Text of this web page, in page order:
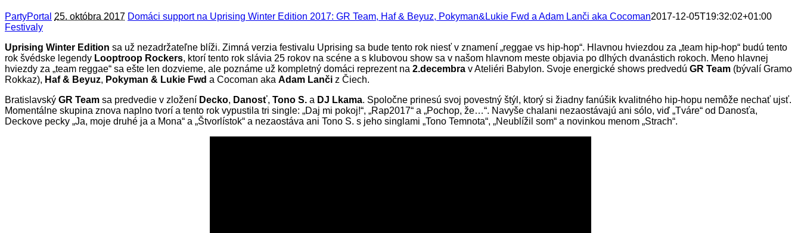
PartyPortal 25. októbra 2017 Domáci support na Uprising Winter Edition 2017: GR Team, Haf & Beyuz, Pokyman&Lukie Fwd a Adam Lanči aka Cocoman2017-12-05T19:32:02+01:00
Festivaly
Uprising Winter Edition sa už nezadržateľne blíži. Zimná verzia festivalu Uprising sa bude tento rok niesť v znamení „reggae vs hip-hop“. Hlavnou hviezdou za „team hip-hop“ budú tento
rok švédske legendy Looptroop Rockers, ktorí tento rok slávia 25 rokov na scéne a s klubovou show sa v našom hlavnom meste objavia po dlhých dvanástich rokoch. Meno hlavnej
hviezdy za „team reggae“ sa ešte len dozvieme, ale poznáme už kompletný domáci reprezent na 2.decembra v Ateliéri Babylon. Svoje energické shows predvedú GR Team (bývalí Gramo
Rokkaz), Haf & Beyuz, Pokyman & Lukie Fwd a Cocoman aka Adam Lanči z Čiech.
Bratislavský GR Team sa predvedie v zložení Decko, Danosť, Tono S. a DJ Lkama. Spoločne prinesú svoj povestný štýl, ktorý si žiadny fanúšik kvalitného hip-hopu nemôže nechať ujsť.
Momentálne skupina znova naplno tvorí a tento rok vypustila tri single: „Daj mi pokoj!“, „Rap2017“ a „Pochop, že…“. Navyše chalani nezaostávajú ani sólo, viď „Tváre“ od Danosťa,
Deckove pecky „Ja, moje druhé ja a Mona“ a „Štvorlístok“ a nezaostáva ani Tono S. s jeho singlami „Tono Temnota“, „Neublížil som“ a novinkou menom „Strach“.